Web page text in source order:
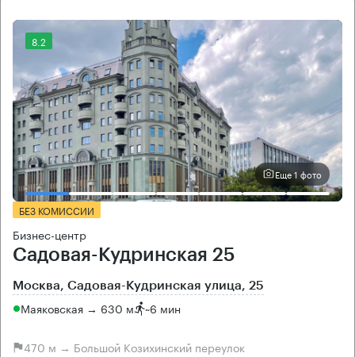
8.2
Еще 1 фото
БЕЗ КОМИССИИ
Бизнес-центр
Садовая-Кудринская 25
Москва, Садовая-Кудринская улица, 25
Маяковская → 630 м ~6 мин
470 м → Большой Козихинский переулок